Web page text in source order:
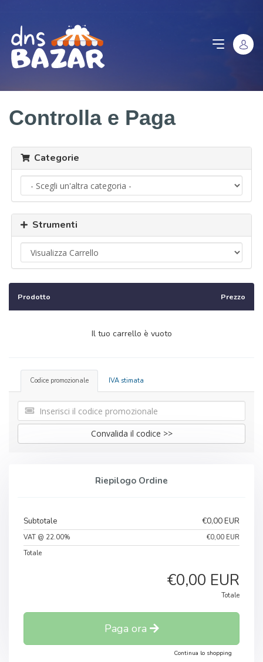
Controlla e Paga
Categorie
Strumenti
Prodotto Prezzo
Il tuo carrello è vuoto
Codice promozionale IVA stimata
Convalida il codice >>
Riepilogo Ordine
Subtotale €0,00 EUR
VAT @ 22.00%
€0,00 EUR
Totale
€0,00 EUR
Totale
Paga ora
Continua lo shopping